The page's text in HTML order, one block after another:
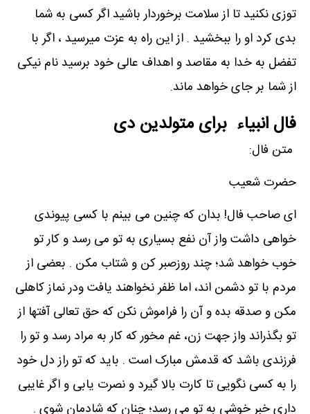
توزی نکنید تا از سلامت برخوردار باشید اگر کسی به شما
بدی کرد او را ببخشید . از این راه به عزت میرسید ، اگر با
تفضل به خدا به مقاصد و اهداف عالی خود برسید نام نیکی
از شما بر جای خواهد ماند.
فال انبیاء برای متولدین دی
متن فال:
حضرت شعیب
ای صاحب فال! بدان که چنین می بینم با کسی پیوندی
خواهی داشت واز آن نفع بسیاری به تو می رسد و کار تو
خوب خواهد شد؛ چند روزصبر کن و شتاب مکن . بعضی از
مردم با تو دشمن اند، اما ظفر نخواهند یافت ودر نماز کاهلی
مکن و صدقه بده و آن را فراموش نکن که حق تعالی آفتها از
تو بگذراند واز جهت زن، غم مخور که کار به مراد رسد و تو را
فرزندی باشد که قدمش مبارک است . باید که تو راز دل خود
را به کسی نگویی تا کارت بالا گیرد و نصرت یابی و اگر غایبی
داری خبر خوشی به تو می رسد؛ چنان که شادمان شوی .